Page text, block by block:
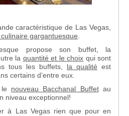
caractéristique de Las Vegas,
gargantuesque
propose son buffet, la
la quantité et le choix qui sont
tous les buffets, la qualité est
certains d’entre eux.
nouveau Bacchanal Buffetau
niveau exceptionnel!
à Las Vegas rien que pour en